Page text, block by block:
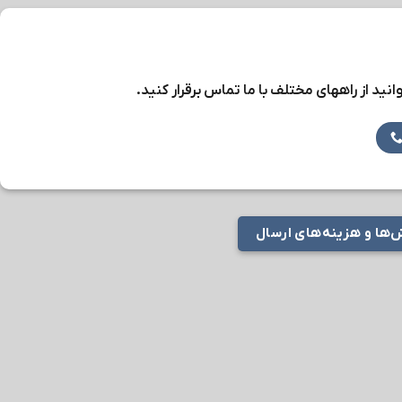
از راههای مختلف با ما تماس برقرار کنید.
و هزینه‌های ارسال